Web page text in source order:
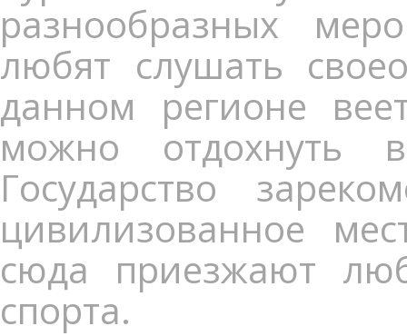
разнообразных
любят слушать
данном регионе
можно отдохнуть
Государство
цивилизованное
сюда приезжают
спорта.